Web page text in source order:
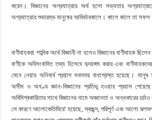
করেন। বিজ্ঞানের অগ্রযাত্রার অর্থ হলাে সভ্যতার
অগ্রযাত্রার শুভারম্ভ মানুষের আবির্ভাবকালে। কালে কালে তা সফল
বাণীবাহকরা শাব্দিক অর্থে বিজ্ঞানী না হলেও বিজ্ঞানের বাণীবাহক
বাণীকে অবিসংবাদিত তথ্য হিসেবে হৃদয়ঙ্গম করার এবং
মেনে নেয়ার অনিবার্য প্রয়াস সবসময় বাধাগ্রস্ত হয়েছে। মানুষ
অসীম ও অখণ্ড জ্ঞান-বিজ্ঞানের প্রতিভূ হওয়ার প্রয়াস
অবিমিশ্ৰকারিতার সাথে বিজ্ঞানের নামে অজ্ঞানতা ও অন্ধকারের
সে কারণে আলােকেতিমিরে’ হয়েছে, স্বচ্ছন্দ, পরিপূর্ণ এবং আলাে